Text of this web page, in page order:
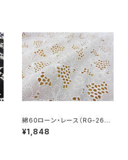
綿60ローン・レース（RG-2690
9）
¥1,848